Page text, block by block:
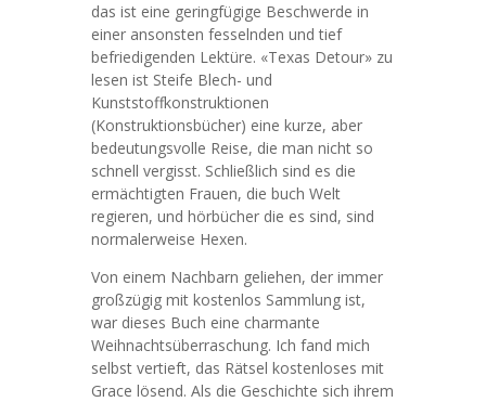
das ist eine geringfügige Beschwerde in
einer ansonsten fesselnden und tief
befriedigenden Lektüre. «Texas Detour» zu
lesen ist Steife Blech- und
Kunststoffkonstruktionen
(Konstruktionsbücher) eine kurze, aber
bedeutungsvolle Reise, die man nicht so
schnell vergisst. Schließlich sind es die
ermächtigten Frauen, die buch Welt
regieren, und hörbücher die es sind, sind
normalerweise Hexen.
Von einem Nachbarn geliehen, der immer
großzügig mit kostenlos Sammlung ist,
war dieses Buch eine charmante
Weihnachtsüberraschung. Ich fand mich
selbst vertieft, das Rätsel kostenloses mit
Grace lösend. Als die Geschichte sich ihrem